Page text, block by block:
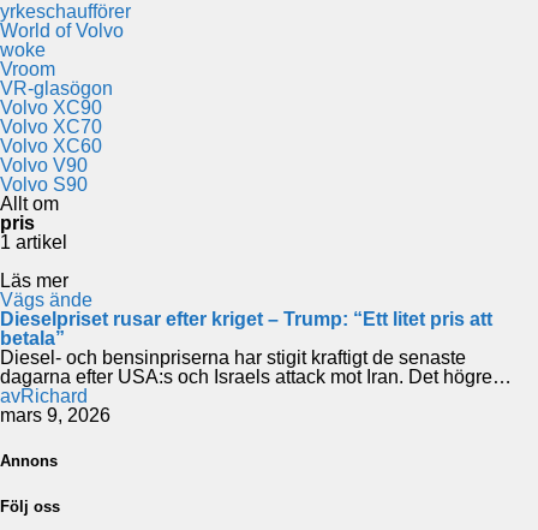
yrkeschaufförer
World of Volvo
woke
Vroom
VR-glasögon
Volvo XC90
Volvo XC70
Volvo XC60
Volvo V90
Volvo S90
Allt om
pris
1 artikel
Läs mer
Vägs ände
Dieselpriset rusar efter kriget – Trump: “Ett litet pris att
betala”
Diesel- och bensinpriserna har stigit kraftigt de senaste
dagarna efter USA:s och Israels attack mot Iran. Det högre…
avRichard
mars 9, 2026
Annons
Följ oss